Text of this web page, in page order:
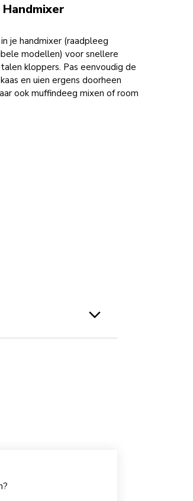
je handmixer (raadpleeg
modellen) voor snellere
kloppers. Pas eenvoudig de
en uien ergens doorheen
ook muffindeeg mixen of room